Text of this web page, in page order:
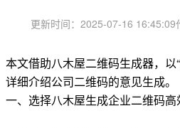
更新时间：2025-07-16 16:45:09
本文借助八木屋二维码生成器，
详细介绍公司二维码的意见生成。
一、选择八木屋生成企业二维码高